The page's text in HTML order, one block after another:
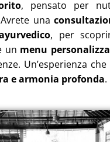
, pensato per
una
, per
un menu
Un’esperienza
e armonia profonda.